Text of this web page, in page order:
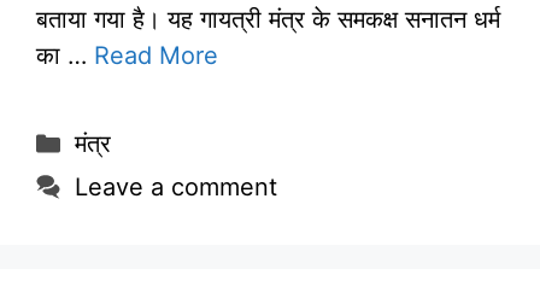
बताया गया है। यह गायत्री मंत्र के समकक्ष सनातन धर्म
का … Read More
Categories
मंत्र
Leave a comment